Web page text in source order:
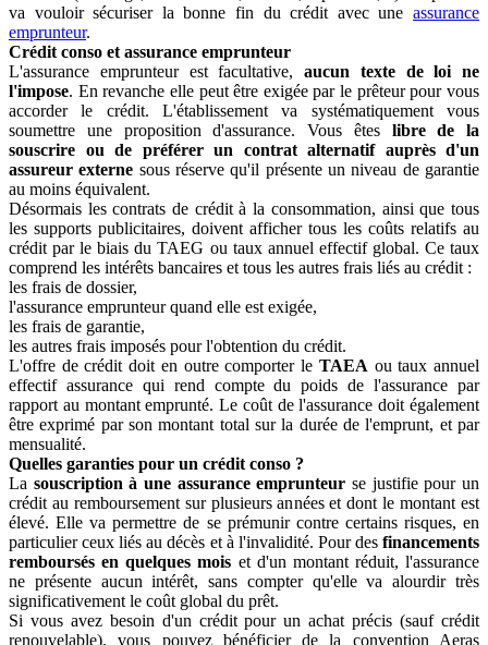
va vouloir sécuriser la bonne fin du crédit avec une assurance
emprunteur.
Crédit conso et assurance emprunteur
L'assurance emprunteur est facultative, aucun texte de loi ne
l'impose. En revanche elle peut être exigée par le prêteur pour vous
accorder le crédit. L'établissement va systématiquement vous
soumettre une proposition d'assurance. Vous êtes libre de la
souscrire ou de préférer un contrat alternatif auprès d'un
assureur externe sous réserve qu'il présente un niveau de garantie
au moins équivalent.
Désormais les contrats de crédit à la consommation, ainsi que tous
les supports publicitaires, doivent afficher tous les coûts relatifs au
crédit par le biais du TAEG ou taux annuel effectif global. Ce taux
comprend les intérêts bancaires et tous les autres frais liés au crédit :
les frais de dossier,
l'assurance emprunteur quand elle est exigée,
les frais de garantie,
les autres frais imposés pour l'obtention du crédit.
L'offre de crédit doit en outre comporter le TAEA ou taux annuel
effectif assurance qui rend compte du poids de l'assurance par
rapport au montant emprunté. Le coût de l'assurance doit également
être exprimé par son montant total sur la durée de l'emprunt, et par
mensualité.
Quelles garanties pour un crédit conso ?
La souscription à une assurance emprunteur se justifie pour un
crédit au remboursement sur plusieurs années et dont le montant est
élevé. Elle va permettre de se prémunir contre certains risques, en
particulier ceux liés au décès et à l'invalidité. Pour desfinancements
remboursés en quelques mois et d'un montant réduit, l'assurance
ne présente aucun intérêt, sans compter qu'elle va alourdir très
significativement le coût global du prêt.
Si vous avez besoin d'un crédit pour un achat précis (sauf crédit
renouvelable), vous pouvez bénéficier de la convention Aeras